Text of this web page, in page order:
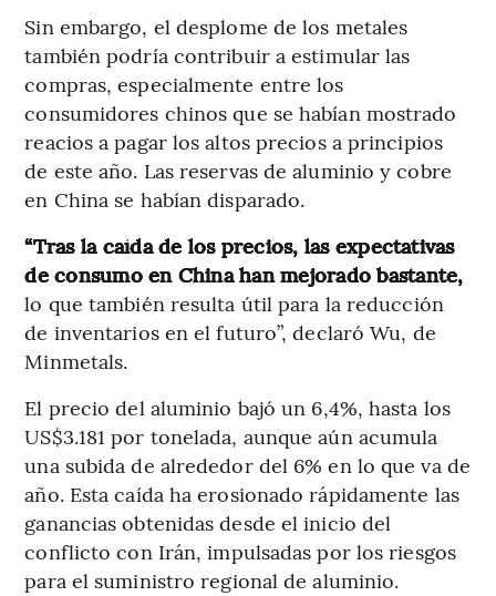
Sin embargo, el desplome de los metales
también podría contribuir a estimular las
compras, especialmente entre los
consumidores chinos que se habían mostrado
reacios a pagar los altos precios a principios
de este año. Las reservas de aluminio y cobre
en China se habían disparado.
“Tras la caída de los precios, las expectativas
de consumo en China han mejorado bastante,
lo que también resulta útil para la reducción
de inventarios en el futuro”, declaró Wu, de
Minmetals.
El precio del aluminio bajó un 6,4%, hasta los
US$3.181 por tonelada, aunque aún acumula
una subida de alrededor del 6% en lo que va de
año. Esta caída ha erosionado rápidamente las
ganancias obtenidas desde el inicio del
conflicto con Irán, impulsadas por los riesgos
para el suministro regional de aluminio.